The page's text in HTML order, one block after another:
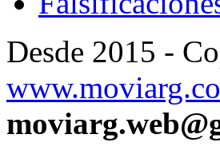
Desde 2015 -